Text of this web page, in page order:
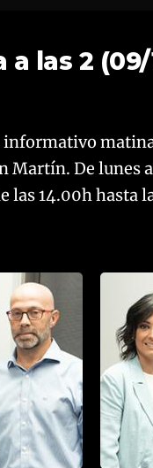
las 2 (09/
Martín. De lunes
las 14.00h hasta